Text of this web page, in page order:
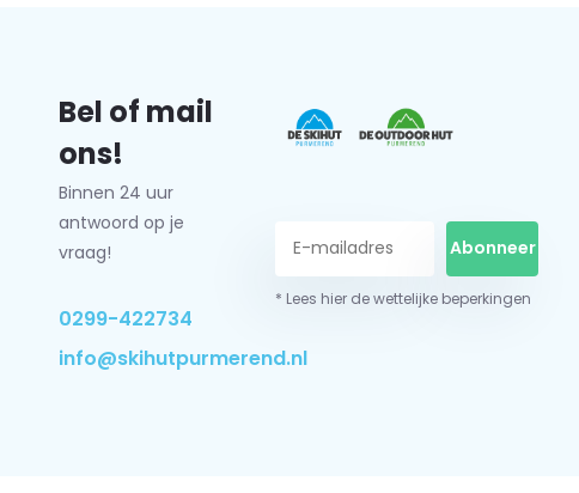
Bel of mail
ons!
Binnen 24 uur
antwoord op je
vraag!
0299-422734
info@skihutpurmerend.nl
Abonneer
* Lees hier de wettelijke beperkingen